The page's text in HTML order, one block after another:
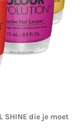
SHINE die je moet